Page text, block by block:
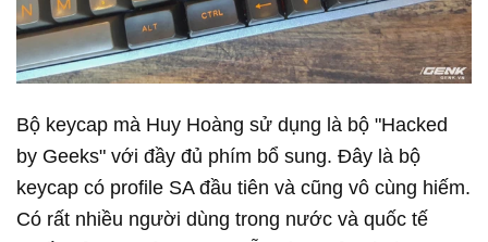
Bộ keycap mà Huy Hoàng sử dụng là bộ "Hacked
by Geeks" với đầy đủ phím bổ sung. Đây là bộ
keycap có profile SA đầu tiên và cũng vô cùng hiếm.
Có rất nhiều người dùng trong nước và quốc tế